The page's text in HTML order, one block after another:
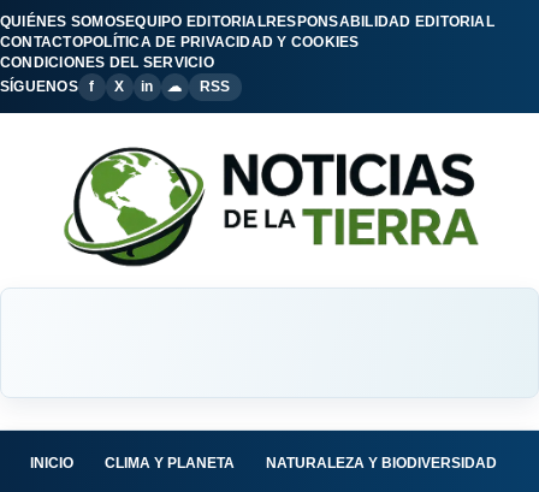
QUIÉNES SOMOSEQUIPO EDITORIALRESPONSABILIDAD EDITORIAL
CONTACTOPOLÍTICA DE PRIVACIDAD Y COOKIES
CONDICIONES DEL SERVICIO
SÍGUENOS
f X in ☁ RSS
INICIO CLIMA Y PLANETA NATURALEZA Y BIODIVERSIDAD